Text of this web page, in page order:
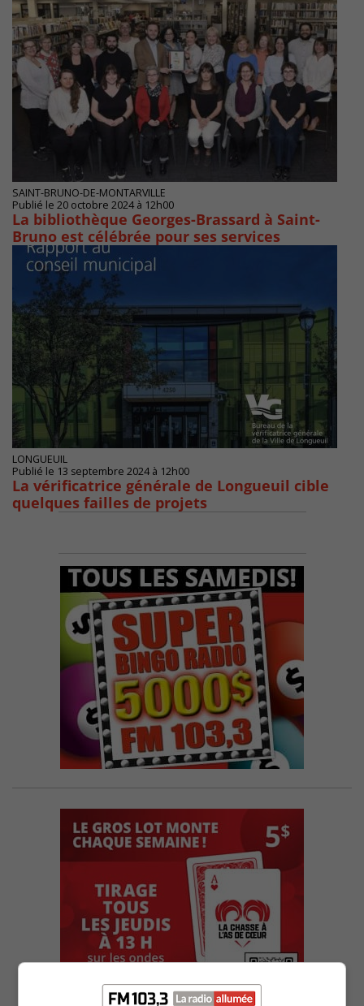
SAINT-BRUNO-DE-MONTARVILLE
Publié le 20 octobre 2024 à 12h00
La bibliothèque Georges-Brassard à Saint-
Bruno est célébrée pour ses services
LONGUEUIL
Publié le 13 septembre 2024 à 12h00
La vérificatrice générale de Longueuil cible
quelques failles de projets